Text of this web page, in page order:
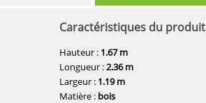
Caractéristiques du produit
Hauteur : 1.67 m
Longueur :2.36 m
Largeur : 1.19 m
Matière : bois